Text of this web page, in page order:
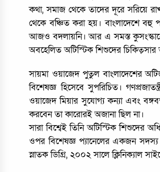
কথা, সমাজ থেকে তাদের দূরে সরিয়ে
থেকে বঞ্চিত করা হয়। বাংলাদেশে বহু
আজও বদলায়নি। আর এ সমস্ত
অবহেলিত অটিস্টিক শিশুদের চিকিত্সার
সায়মা ওয়াজেদ পুতুল বাংলাদেশের
বিশেষজ্ঞ হিসেবে সুপরিচিত।
ওয়াজেদ মিয়ার সুযোগ্য কন্যা এবং
করবেন তা কারোরই অজানা ছিল না।
সারা বিশ্বেই তিনি অটিস্টিক শিশুদের
ওপর বিশেষজ্ঞ প্যানেলের একজন সদস্য।
স্নাতক ডিগ্রি, ২০০২ সালে ক্লিনিক্যাল